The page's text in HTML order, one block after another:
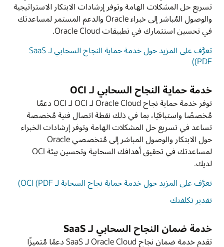
تسريع حل المشكلات الهامة وتوفر إرشادات الابتكار الاستراتيجية
والوصول المُباشر إلى خبراء Oracle والدعم المستمر لمساعدتك
في تحسين استثمارك في تطبيقات Oracle Cloud.
تعرَّف على المزيد حول خدمة حماية النجاح السحابي لـ SaaS
(PDF)
خدمة حماية النجاح السحابي لـ OCI
توفر خدمة حماية نجاح Oracle Cloud لـ OCI لـ OCI دعمًا
مُخصصًا واستباقيًا، بما في ذلك نقطة اتصال فنية مُخصصة
تساعد في تسريع حل المشكلات الهامة وتوفر إرشادات الخبراء
حول الابتكار والوصول المباشر إلى مُتخصصي Oracle
لمساعدتك في تحقيق أهدافك السحابية وتحسين بيئة OCI
لديك.
تعرَّف على المزيد حول خدمة حماية نجاح السحابة لـ OCI (PDF)
تقدير تكلفتك
خدمة ضمان النجاح السحابي لـ SaaS
تقدم خدمة ضمان نجاح Oracle Cloud لـ SaaS دعمًا مُتميزًا